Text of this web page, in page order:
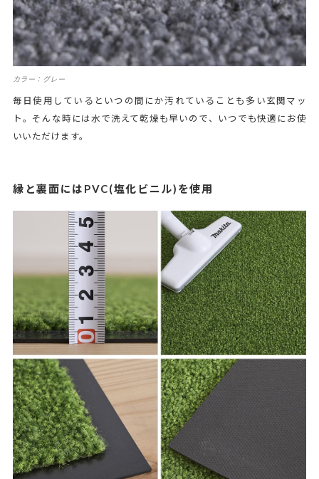
カラー：グレー
毎日使用しているといつの間にか汚れていることも多い玄関マッ
ト。そんな時には水で洗えて乾燥も早いので、いつでも快適にお使
いいただけます。
縁と裏面にはPVC(塩化ビニル)を使用